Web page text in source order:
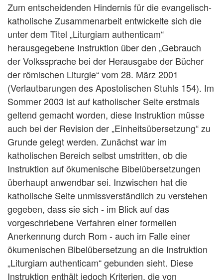
Zum entscheidenden Hindernis für die evangelisch-
katholische Zusammenarbeit entwickelte sich die
unter dem Titel „Liturgiam authenticam“
herausgegebene Instruktion über den „Gebrauch
der Volkssprache bei der Herausgabe der Bücher
der römischen Liturgie“ vom 28. März 2001
(Verlautbarungen des Apostolischen Stuhls 154). Im
Sommer 2003 ist auf katholischer Seite erstmals
geltend gemacht worden, diese Instruktion müsse
auch bei der Revision der „Einheitsübersetzung“ zu
Grunde gelegt werden. Zunächst war im
katholischen Bereich selbst umstritten, ob die
Instruktion auf ökumenische Bibelübersetzungen
überhaupt anwendbar sei. Inzwischen hat die
katholische Seite unmissverständlich zu verstehen
gegeben, dass sie sich - im Blick auf das
vorgeschriebene Verfahren einer formellen
Anerkennung durch Rom - auch im Falle einer
ökumenischen Bibelübersetzung an die Instruktion
„Liturgiam authenticam“ gebunden sieht. Diese
Instruktion enthält jedoch Kriterien, die von